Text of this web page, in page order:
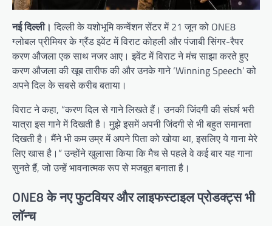
नई दिल्ली। दिल्ली के यशोभूमि कन्वेंशन सेंटर में 21 जून को ONE8
ग्लोबल प्रीमियर के ग्रैंड इवेंट में विराट कोहली और पंजाबी सिंगर-रैपर
करण औजला एक साथ नजर आए। इवेंट में विराट ने मंच साझा करते हुए
करण औजला की खूब तारीफ की और उनके गाने ‘Winning Speech’ को
अपने दिल के सबसे करीब बताया।
विराट ने कहा, “करण दिल से गाने लिखते हैं। उनकी जिंदगी की संघर्ष भरी
यात्रा इस गाने में दिखती है। मुझे इसमें अपनी जिंदगी से भी बहुत समानता
दिखती है। मैंने भी कम उम्र में अपने पिता को खोया था, इसलिए ये गाना मेरे
लिए खास है।” उन्होंने खुलासा किया कि मैच से पहले वे कई बार यह गाना
सुनते हैं, जो उन्हें भावनात्मक रूप से मजबूत बनाता है।
ONE8 के नए फुटवियर और लाइफस्टाइल प्रोडक्ट्स भी
लॉन्च